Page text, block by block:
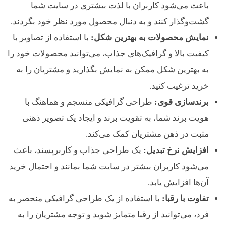
باعث می‌شود کاربران با لذت بیشتری در سایت شما
گشت‌وگذار کنند و به دنبال محصول مورد نظر خود بگردند.
نمایش محصولات به بهترین شکل: با استفاده از تصاویر با
کیفیت بالا و گرافیک‌های جذاب، می‌توانید محصولات خود را
به بهترین شکل ممکن به نمایش بگذارید و مشتریان را به
خرید ترغیب کنید.
برندسازی قوی: طراحی گرافیکی منسجم و هماهنگ با
هویت برند شما، به تقویت برند و ایجاد یک تصویر ذهنی
مثبت در ذهن مشتریان کمک می‌کند.
افزایش نرخ تبدیل: یک طراحی جذاب و کاربرپسند، باعث
می‌شود کاربران بیشتر در سایت شما بمانند و احتمال خرید
آن‌ها افزایش یابد.
تفاوت با رقبا: با استفاده از یک طراحی گرافیکی منحصر به
فرد، می‌توانید از رقبا متمایز شوید و توجه مشتریان را به